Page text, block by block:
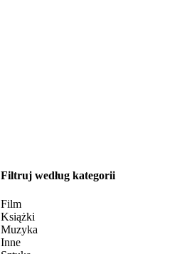
Filtruj według kategorii
Film
Książki
Muzyka
Inne